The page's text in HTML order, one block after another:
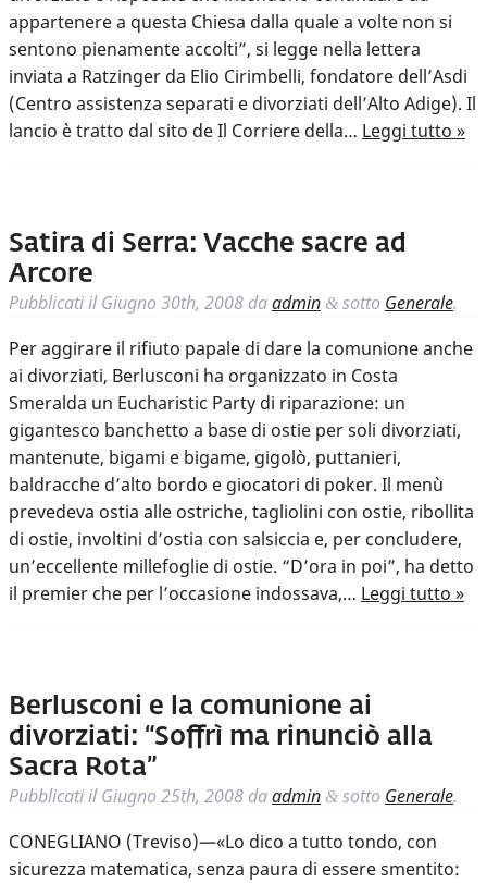
appartenere a questa Chiesa dalla quale a volte non si
sentono pienamente accolti”, si legge nella lettera
inviata a Ratzinger da Elio Cirimbelli, fondatore dell’Asdi
(Centro assistenza separati e divorziati dell’Alto Adige). Il
lancio è tratto dal sito de Il Corriere della… Leggi tutto »
Satira di Serra: Vacche sacre ad
Arcore
Pubblicati ilGiugno 30th, 2008 daadmin & sotto Generale.
Per aggirare il rifiuto papale di dare la comunione anche
ai divorziati, Berlusconi ha organizzato in Costa
Smeralda un Eucharistic Party di riparazione: un
gigantesco banchetto a base di ostie per soli divorziati,
mantenute, bigami e bigame, gigolò, puttanieri,
baldracche d’alto bordo e giocatori di poker. Il menù
prevedeva ostia alle ostriche, tagliolini con ostie, ribollita
di ostie, involtini d’ostia con salsiccia e, per concludere,
un’eccellente millefoglie di ostie. “D’ora in poi”, ha detto
il premier che per l’occasione indossava,… Leggi tutto »
Berlusconi e la comunione ai
divorziati: “Soffrì ma rinunciò alla
Sacra Rota”
Pubblicati ilGiugno 25th, 2008 daadmin & sotto Generale.
CONEGLIANO (Treviso)—«Lo dico a tutto tondo, con
sicurezza matematica, senza paura di essere smentito: